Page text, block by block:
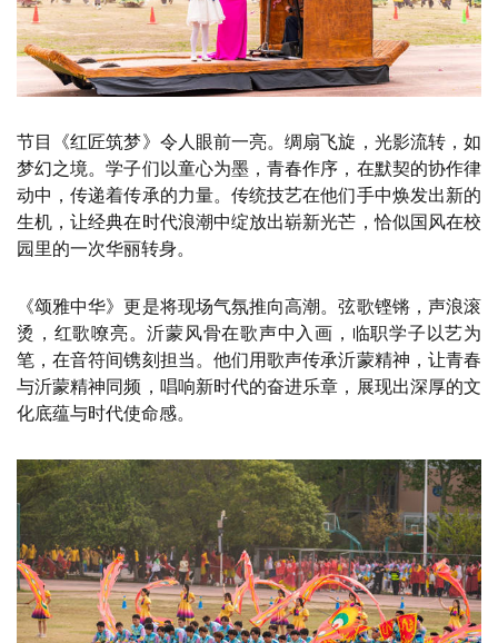
节目《红匠筑梦》令人眼前一亮。绸扇飞旋，光影流转，如
梦幻之境。学子们以童心为墨，青春作序，在默契的协作律
动中，传递着传承的力量。传统技艺在他们手中焕发出新的
生机，让经典在时代浪潮中绽放出崭新光芒，恰似国风在校
园里的一次华丽转身。
《颂雅中华》更是将现场气氛推向高潮。弦歌铿锵，声浪滚
烫，红歌嘹亮。沂蒙风骨在歌声中入画，临职学子以艺为
笔，在音符间镌刻担当。他们用歌声传承沂蒙精神，让青春
与沂蒙精神同频，唱响新时代的奋进乐章，展现出深厚的文
化底蕴与时代使命感。